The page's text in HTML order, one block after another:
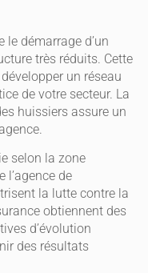
le démarrage d’un
très réduits. Cette
un réseau
de votre secteur. La
huissiers assure un
selon la zone
l’agence de
la lutte contre la
obtiennent des
d’évolution
des résultats